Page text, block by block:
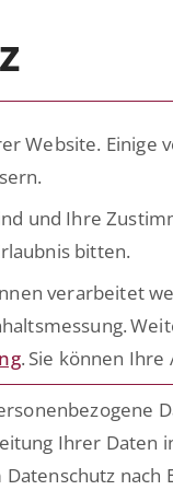
-
und
Website. Einige
und Ihre
bitten.
verarbeitet
. Sie können
Ihrer Daten
nach